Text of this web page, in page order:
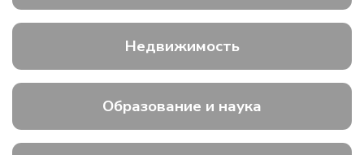
Недвижимость
Образование и наука